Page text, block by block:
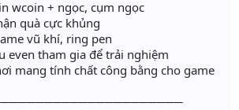
wcoin + ngọc, cụm ngọc
quà cực khủng
vũ khí, ring pen
even tham gia để trải nghiệm
mang tính chất công bằng cho game